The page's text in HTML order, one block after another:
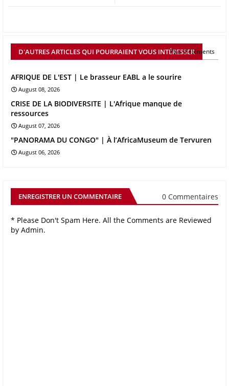
D'AUTRES ARTICLES QUI POURRAIENT VOUS INTÉRESSER
Plus d'éléments
AFRIQUE DE L'EST | Le brasseur EABL a le sourire
August 08, 2026
CRISE DE LA BIODIVERSITE | L'Afrique manque de
ressources
August 07, 2026
"PANORAMA DU CONGO" | À l’AfricaMuseum de Tervuren
August 06, 2026
ENREGISTRER UN COMMENTAIRE 0 Commentaires
* Please Don't Spam Here. All the Comments are Reviewed
by Admin.